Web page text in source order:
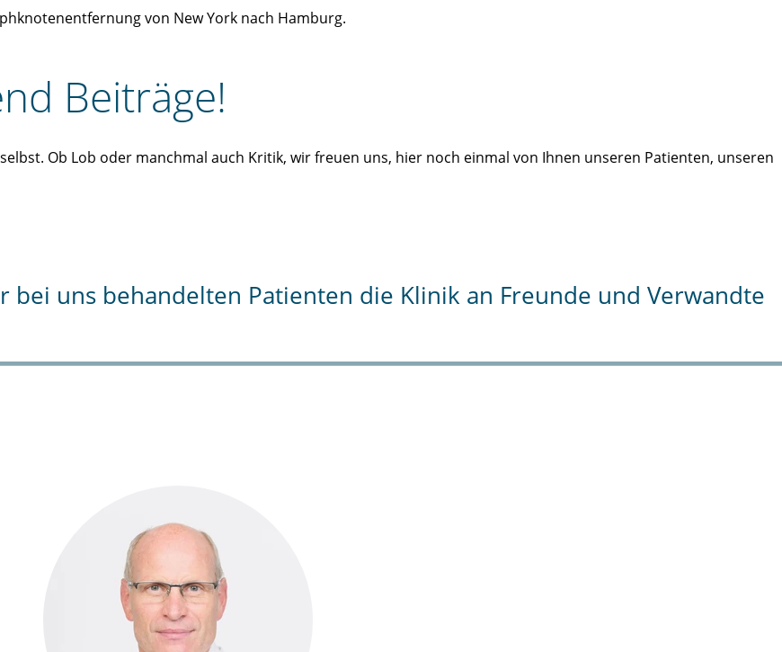
von New York nach Hamburg.
Beiträge!
Ob Lob oder manchmal auch Kritik, wir freuen uns, hier noch einmal von Ihnen unseren Patienten, unseren
bei uns behandelten Patienten die Klinik an Freunde und Verwandte